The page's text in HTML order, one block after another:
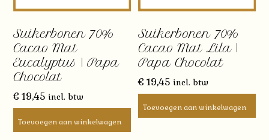
Suikerbonen 70%
Cacao Mat
Eucalyptus | Papa
Chocolat
€ 19,45 incl. btw
Toevoegen aan winkelwagen
Suikerbonen 70%
Cacao Mat Lila |
Papa Chocolat
€ 19,45 incl. btw
Toevoegen aan winkelwagen